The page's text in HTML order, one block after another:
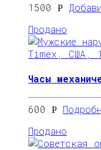
1500 Р
Продано
Часы
600 Р
Продано